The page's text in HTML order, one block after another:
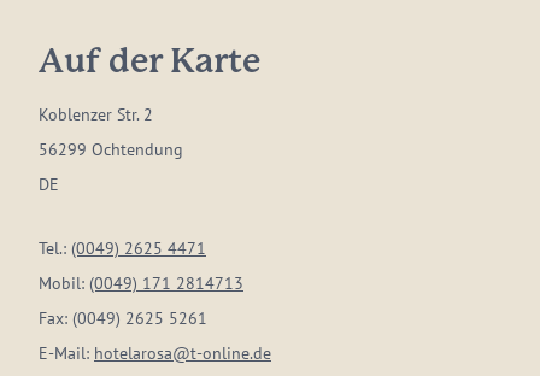
Auf der Karte
Koblenzer Str. 2
56299 Ochtendung
DE
Tel.: (0049) 2625 4471
Mobil: (0049) 171 2814713
Fax: (0049) 2625 5261
E-Mail: hotelarosa@t-online.de